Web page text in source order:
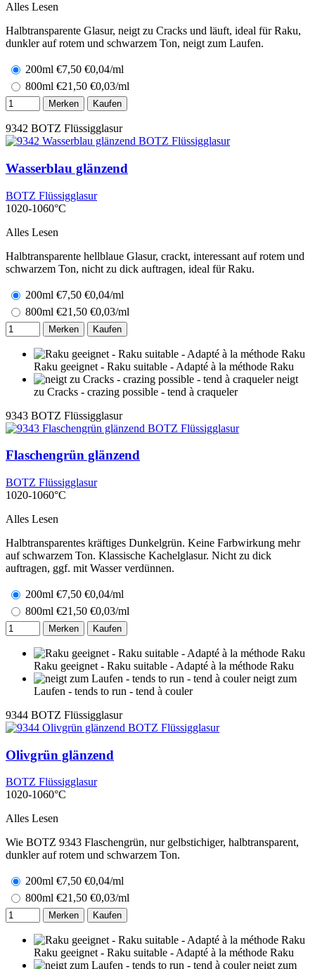
Alles Lesen
Halbtransparente Glasur, neigt zu Cracks und läuft, ideal für Raku,
dunkler auf rotem und schwarzem Ton, neigt zum Laufen.
200ml €7,50 €0,04/ml
800ml €21,50 €0,03/ml
Merken Kaufen
9342 BOTZ Flüssigglasur
Wasserblau glänzend
BOTZ Flüssigglasur
1020-1060°C
Alles Lesen
Halbtransparente hellblaue Glasur, crackt, interessant auf rotem und
schwarzem Ton, nicht zu dick auftragen, ideal für Raku.
200ml €7,50 €0,04/ml
800ml €21,50 €0,03/ml
Merken Kaufen
Raku geeignet - Raku suitable - Adapté à la méthode Raku
neigt
zu Cracks - crazing possible - tend à craqueler
9343 BOTZ Flüssigglasur
Flaschengrün glänzend
BOTZ Flüssigglasur
1020-1060°C
Alles Lesen
Halbtransparentes kräftiges Dunkelgrün. Keine Farbwirkung mehr
auf schwarzem Ton. Klassische Kachelglasur. Nicht zu dick
auftragen, ggf. mit Wasser verdünnen.
200ml €7,50 €0,04/ml
800ml €21,50 €0,03/ml
Merken Kaufen
Raku geeignet - Raku suitable - Adapté à la méthode Raku
neigt zum
Laufen - tends to run - tend à couler
9344 BOTZ Flüssigglasur
Olivgrün glänzend
BOTZ Flüssigglasur
1020-1060°C
Alles Lesen
Wie BOTZ 9343 Flaschengrün, nur gelbstichiger, halbtransparent,
dunkler auf rotem und schwarzem Ton.
200ml €7,50 €0,04/ml
800ml €21,50 €0,03/ml
Merken Kaufen
Raku geeignet - Raku suitable - Adapté à la méthode Raku
neigt zum